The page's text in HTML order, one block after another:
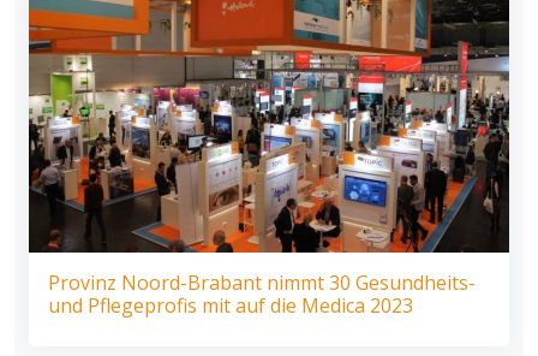
Provinz Noord-Brabant nimmt 30 Gesundheits-
und Pflegeprofis mit auf die Medica 2023